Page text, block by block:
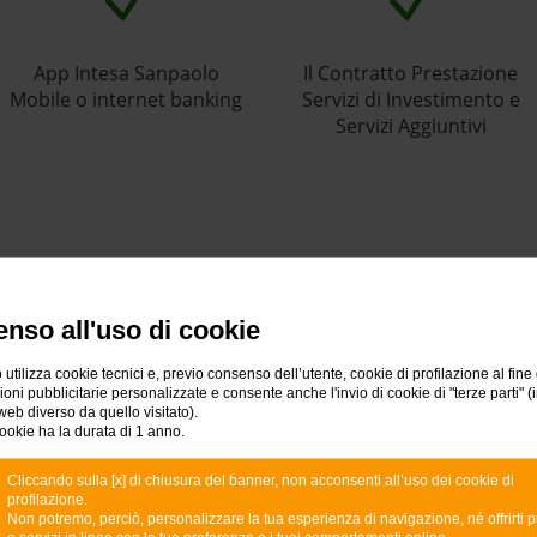
all'uso di cookie
utilizza cookie tecnici e, previo consenso dell’utente, cookie di profilazione al fine
pubblicitarie personalizzate e consente anche l'invio di cookie di "terze parti"
diverso da quello visitato).
ha la durata di 1 anno.
Cliccando sulla [x] di chiusura del banner, non acconsenti all’uso dei cookie di
profilazione.
Non potremo, perciò, personalizzare la tua esperienza di navigazione, né offrirti
App Intesa Sanpaolo
Mobile o internet banking
Il Contratto Prestazione
Servizi di Investimento e
Servizi Aggiuntivi
Servizi di Investimento e Servizi
e apri un Deposito Amministrato o una
investire con Intesa Sanpaolo.
SCOPRI COME